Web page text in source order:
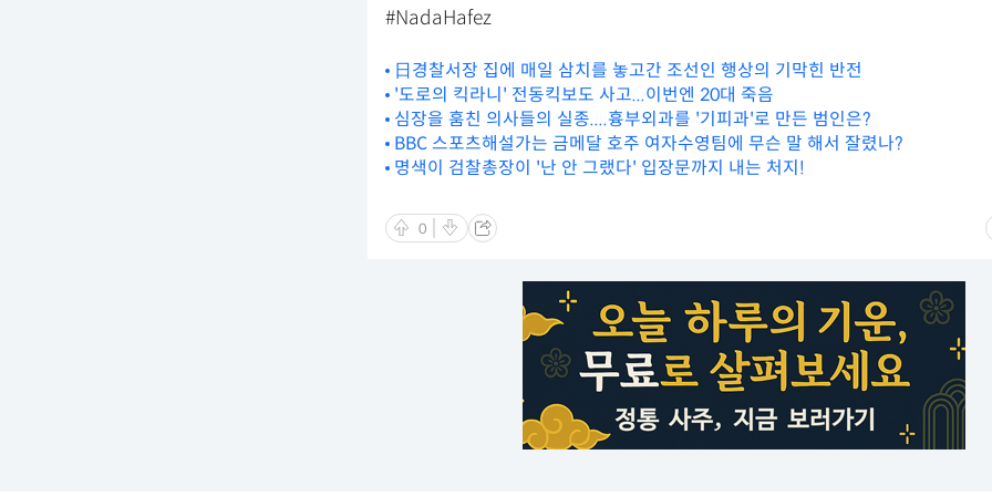
#NadaHafez
日경찰서장 집에 매일 삼치를 놓고간 조선인 행상의 기막힌 반전
'도로의 킥라니' 전동킥보도 사고...이번엔 20대 죽음
심장을 훔친 의사들의 실종....흉부외과를 '기피과'로 만든 범인은?
BBC 스포츠해설가는 금메달 호주 여자수영팀에 무슨 말 해서 잘렸나?
명색이 검찰총장이 '난 안 그랬다' 입장문까지 내는 처지!
0